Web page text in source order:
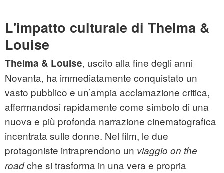
L'impatto culturale di Thelma &
Louise
Thelma & Louise, uscito alla fine degli anni
Novanta, ha immediatamente conquistato un
vasto pubblico e un’ampia acclamazione critica,
affermandosi rapidamente come simbolo di una
nuova e più profonda narrazione cinematografica
incentrata sulle donne. Nel film, le due
protagoniste intraprendono un viaggio on the
roadche si trasforma in una vera e propria